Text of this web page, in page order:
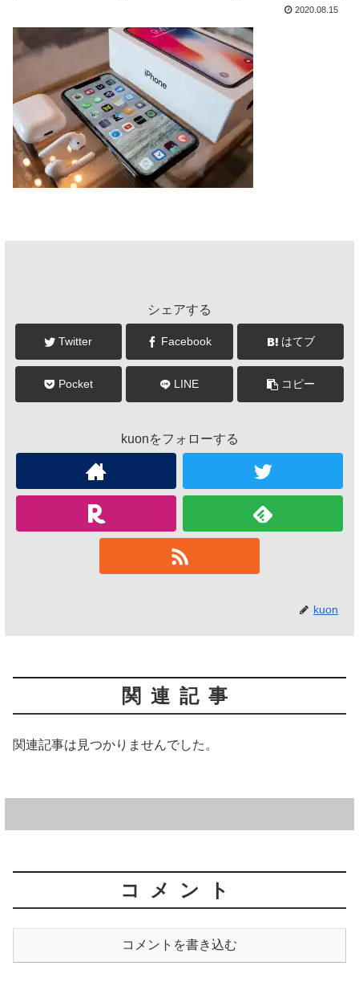
2020.08.15
シェアする
Twitter Facebook はてブ
Pocket LINE コピー
kuonをフォローする
kuon
関連記事
関連記事は見つかりませんでした。
コメント
コメントを書き込む